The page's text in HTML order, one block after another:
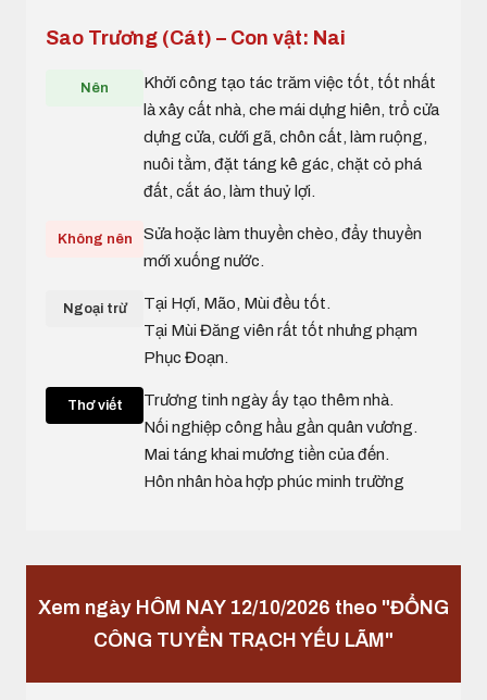
Sao Trương (Cát) – Con vật: Nai
Nên
Khởi công tạo tác trăm việc tốt, tốt nhất
là xây cất nhà, che mái dựng hiên, trổ cửa
dựng cửa, cưới gã, chôn cất, làm ruộng,
nuôi tằm, đặt táng kê gác, chặt cỏ phá
đất, cắt áo, làm thuỷ lợi.
Không nên
Sửa hoặc làm thuyền chèo, đẩy thuyền
mới xuống nước.
Ngoại trừ
Tại Hợi, Mão, Mùi đều tốt.
Tại Mùi Đăng viên rất tốt nhưng phạm
Phục Đoạn.
Thơ viết
Trương tinh ngày ấy tạo thêm nhà.
Nối nghiệp công hầu gần quân vương.
Mai táng khai mương tiền của đến.
Hôn nhân hòa hợp phúc minh trường
Xem ngày HÔM NAY 12/10/2026 theo "ĐỔNG
CÔNG TUYỂN TRẠCH YẾU LÃM"